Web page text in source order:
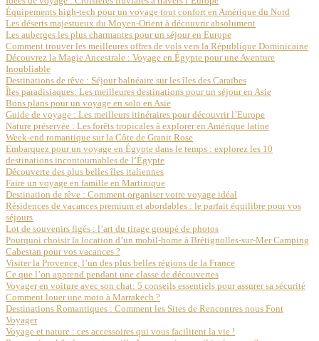
Équipements high-tech pour un voyage tout confort en Amérique du Nord
Les déserts majestueux du Moyen-Orient à découvrir absolument
Les auberges les plus charmantes pour un séjour en Europe
Comment trouver les meilleures offres de vols vers la République Dominicaine
Découvrez la Magie Ancestrale : Voyage en Égypte pour une Aventure
Inoubliable
Destinations de rêve : Séjour balnéaire sur les îles des Caraïbes
Îles paradisiaques: Les meilleures destinations pour un séjour en Asie
Bons plans pour un voyage en solo en Asie
Guide de voyage : Les meilleurs itinéraires pour découvrir l’Europe
Nature préservée : Les forêts tropicales à explorer en Amérique latine
Week-end romantique sur la Côte de Granit Rose
Embarquez pour un voyage en Égypte dans le temps : explorez les 10
destinations incontournables de l’Égypte
Découverte des plus belles îles italiennes
Faire un voyage en famille en Martinique
Destination de rêve : Comment organiser votre voyage idéal
Résidences de vacances premium et abordables : le parfait équilibre pour vos
séjours
Lot de souvenirs figés : l’art du tirage groupé de photos
Pourquoi choisir la location d’un mobil-home à Brétignolles-sur-Mer Camping
Cabestan pour vos vacances ?
Visiter la Provence, l’un des plus belles régions de la France
Ce que l’on apprend pendant une classe de découvertes
Voyager en voiture avec son chat: 5 conseils essentiels pour assurer sa sécurité
Comment louer une moto à Marrakech ?
Destinations Romantiques : Comment les Sites de Rencontres nous Font
Voyager
Voyage et nature : ces accessoires qui vous facilitent la vie !